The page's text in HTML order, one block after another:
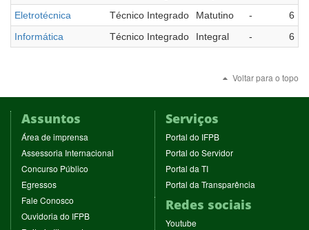
Eletrotécnica
Técnico Integrado Matutino -
6
Informática
Técnico Integrado Integral - 6
Voltar para o topo
Assuntos
Área de imprensa
em
nova
Assessoria Internacional
Concurso Público
Egressos(abre
nova
janela)
Fale Conosco
em
nova
Ouvidoria do IFPB(abre
Serviços
Portal do IFPB(abre
em
nova
Portal do Servidor(abre
janela)
Portal da TI(abre
nova
janela)
Portal da Transparência
Redes sociais
Youtube(abre